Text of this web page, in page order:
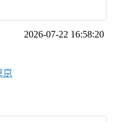
2026-07-22 16:58:20
京